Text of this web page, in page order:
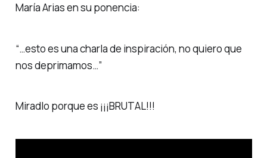
María Arias en su ponencia:
“…esto es una charla de inspiración, no quiero que
nos deprimamos…”
Miradlo porque es ¡¡¡BRUTAL!!!